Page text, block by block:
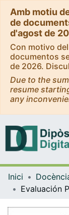
Amb motiu
de
d'agost de
Con motivo
documentos
de 2026.
Due to the
resume
any
Inici